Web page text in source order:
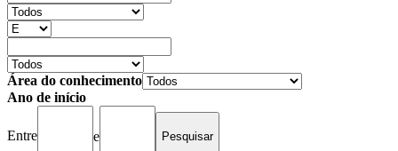
Área do conhecimento
Ano de início
Entre e